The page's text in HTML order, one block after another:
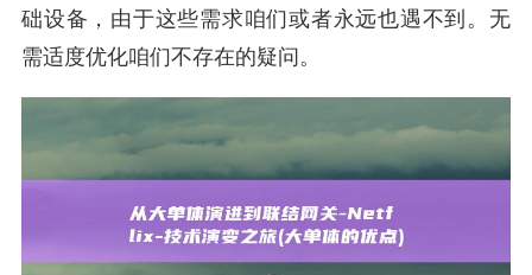
础设备，由于这些需求咱们或者永远也遇不到。无
需适度优化咱们不存在的疑问。